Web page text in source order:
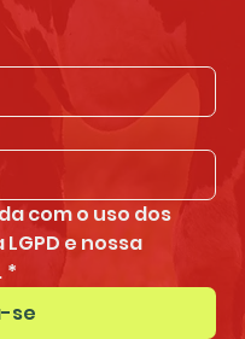
com o uso dos
. *
se